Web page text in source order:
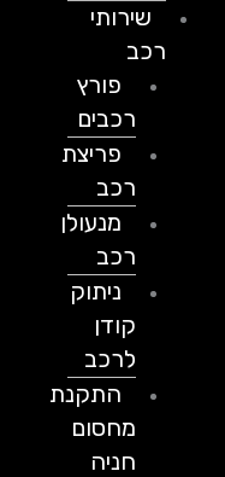
שירותי
פורץ
רכבים
פריצת
מנעולן
ניתוק
לרכב
התקנת
מחסום
חניה